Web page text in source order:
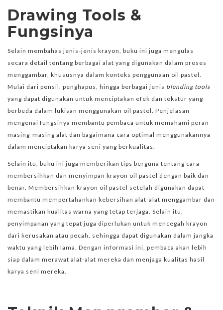
Drawing Tools &
Fungsinya
Selain membahas jenis-jenis krayon, buku ini juga mengulas
secara detail tentang berbagai alat yang digunakan dalam proses
menggambar, khususnya dalam konteks penggunaan oil pastel.
Mulai dari pensil, penghapus, hingga berbagai jenis blending tools
yang dapat digunakan untuk menciptakan efek dan tekstur yang
berbeda dalam lukisan menggunakan oil pastel. Penjelasan
mengenai fungsinya membantu pembaca untuk memahami peran
masing-masing alat dan bagaimana cara optimal menggunakannya
dalam menciptakan karya seni yang berkualitas.
Selain itu, buku ini juga memberikan tips berguna tentang cara
membersihkan dan menyimpan krayon oil pastel dengan baik dan
benar. Membersihkan krayon oil pastel setelah digunakan dapat
membantu mempertahankan kebersihan alat-alat menggambar dan
memastikan kualitas warna yang tetap terjaga. Selain itu,
penyimpanan yang tepat juga diperlukan untuk mencegah krayon
dari kerusakan atau pecah, sehingga dapat digunakan dalam jangka
waktu yang lebih lama. Dengan informasi ini, pembaca akan lebih
siap dalam merawat alat-alat mereka dan menjaga kualitas hasil
karya seni mereka.